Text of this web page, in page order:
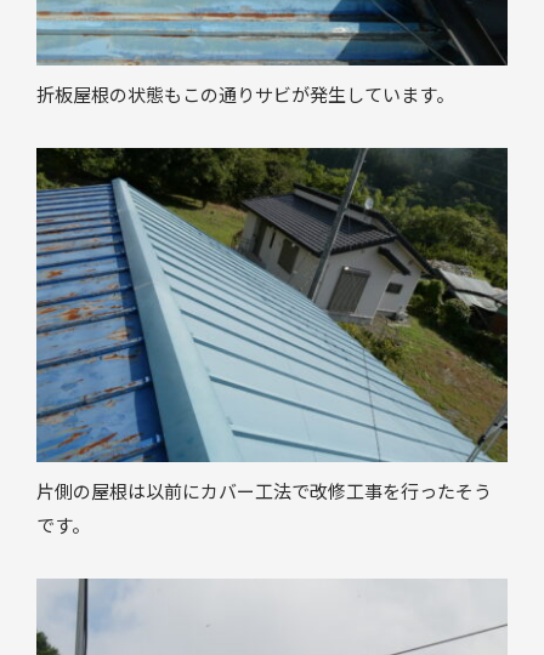
折板屋根の状態もこの通りサビが発生しています。
片側の屋根は以前にカバー工法で改修工事を行ったそう
です。